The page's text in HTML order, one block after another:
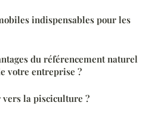
indispensables pour les
du référencement naturel
votre entreprise ?
la pisciculture ?